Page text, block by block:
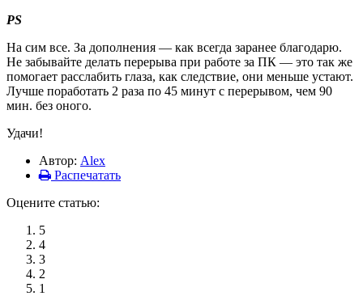
PS
На сим все. За дополнения — как всегда заранее благодарю.
Не забывайте делать перерыва при работе за ПК — это так же
помогает расслабить глаза, как следствие, они меньше устают.
Лучше поработать 2 раза по 45 минут с перерывом, чем 90
мин. без оного.
Удачи!
Автор: Alex
Распечатать
Оцените статью:
5
4
3
2
1